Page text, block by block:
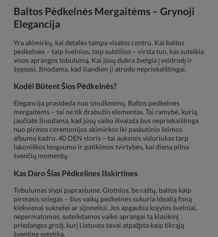
Baltos Pėdkelnės Mergaitėms – Grynoji
Elegancija
Yra akimirkų, kai detalės tampa visatos centru. Kai baltos
pėdkelnės – taip švelnios, taip subtilios – virsta tuo, kas suteikia
visos aprangos tobulumą. Kai jūsų dukra žvelgia į veidrodį ir
šypsosi, žinodama, kad šiandien ji atrodo nepriekaištingai.
Kodėl Būtent Šios Pėdkelnės?
Elegancija prasideda nuo smulkmenų. Baltos pėdkelnės
mergaitėms – tai ne tik drabužio elementas. Tai ramybė, kurią
jaučiate žinodama, kad jūsų vaiko išvaizda bus nepriekaištinga
nuo pirmos ceremonijos akimirkos iki paskutinio šeimos
albumo kadro. 40 DEN storis – tai auksinis viduriukas tarp
lakoniškos lengvumo ir patikimos tvirtybės, kai diena pilna
švenčių momentų.
Kas Daro Šias Pėdkelines Išskirtines
Tobulumas slypi paprastume. Glotnios, be raštų, baltos kaip
pirmasis sniegas – šios vaikų pėdkelnės sukuria idealią foną
kiekvienai suknelei ar sijoneliui. Jos apgaubia kojytes švelniai,
nepermatomos, suteikdamos vaiko aprangai tą klasikinį
priedangos grožį, kurį Lietuvos tėvai atpažįsta kaip tikrąją
šventinę estetiką.